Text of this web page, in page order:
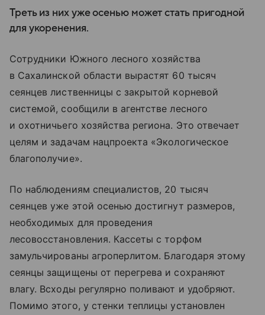
Треть из них уже осенью может стать пригодной
для укоренения.
Сотрудники Южного лесного хозяйства
в Сахалинской области вырастят 60 тысяч
сеянцев лиственницы с закрытой корневой
системой, сообщили в агентстве лесного
и охотничьего хозяйства региона. Это отвечает
целям и задачам нацпроекта «Экологическое
благополучие».
По наблюдениям специалистов, 20 тысяч
сеянцев уже этой осенью достигнут размеров,
необходимых для проведения
лесовосстановления. Кассеты с торфом
замульчированы агроперлитом. Благодаря этому
сеянцы защищены от перегрева и сохраняют
влагу. Всходы регулярно поливают и удобряют.
Помимо этого, у стенки теплицы установлен